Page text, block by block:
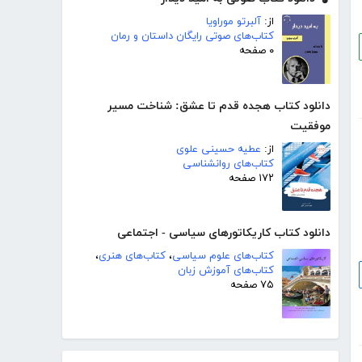
از: آلبرتو موراویا
کتاب‌های صوتی رایگان داستان و رمان
۰ صفحه
دانلود کتاب هجده قدم تا عشق: شناخت مسیر
موفقیت
از: عطیه حسینی علوی
کتاب‌های روانشناسی
۱۷۲ صفحه
دانلود کتاب کاریکاتورهای سیاسی - اجتماعی
کتاب‌های علوم سیاسی، کتاب‌های هنری،
کتاب‌های آموزش زبان
۷۵ صفحه